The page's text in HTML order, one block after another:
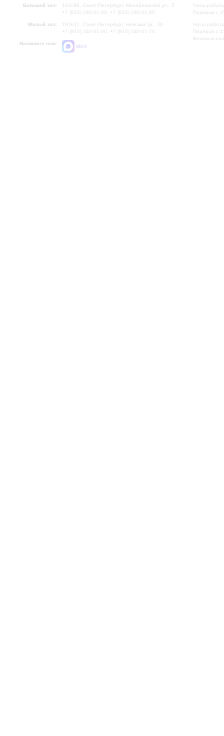
Большой зал:
191186, Санкт-Петербург, Михайловская ул., 2
+7 (812) 240-01-00, +7 (812) 240-01-80
Малый зал:
191011, Санкт-Петербург, Невский пр., 30
+7 (812) 240-01-00, +7 (812) 240-01-70
Напишите нам:
MAX
Часы
Перерыв с
Часы
Перерыв с
Вопросы